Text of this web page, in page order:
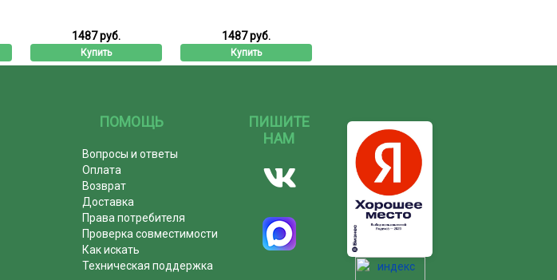
1487 руб.
Купить
1487 руб.
Купить
ПОМОЩЬ
Вопросы и ответы
Оплата
Возврат
Доставка
Права потребителя
Проверка совместимости
Как искать
Техническая поддержка
ПИШИТЕ
НАМ